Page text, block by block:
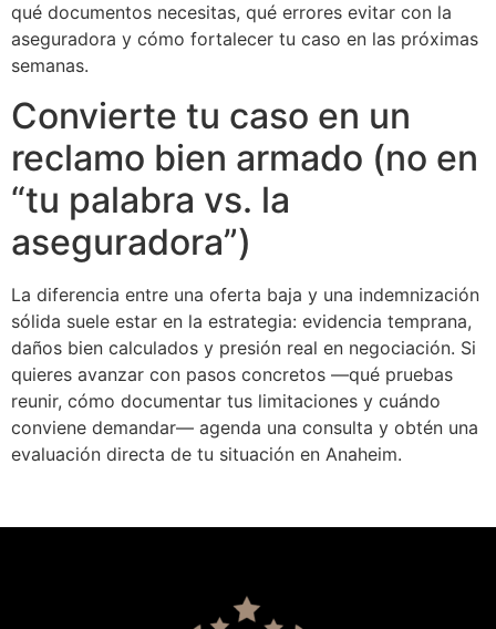
qué documentos necesitas, qué errores evitar con la
aseguradora y cómo fortalecer tu caso en las próximas
semanas.
Convierte tu caso en un
reclamo bien armado (no en
“tu palabra vs. la
aseguradora”)
La diferencia entre una oferta baja y una indemnización
sólida suele estar en la estrategia: evidencia temprana,
daños bien calculados y presión real en negociación. Si
quieres avanzar con pasos concretos —qué pruebas
reunir, cómo documentar tus limitaciones y cuándo
conviene demandar— agenda una consulta y obtén una
evaluación directa de tu situación en Anaheim.